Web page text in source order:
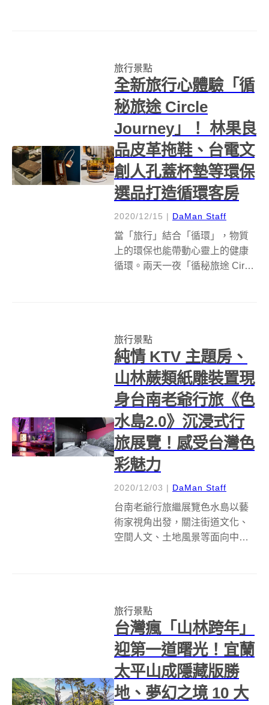
旅行景點
全新旅行心體驗「循
秘旅途 Circle
Journey」！ 林果良
品皮革拖鞋、台電文
創人孔蓋杯墊等環保
選品打造循環客房
2020/12/15 | DaMan Staff
當「旅行」結合「循環」，物質
上的環保也能帶動心靈上的健康
循環。兩天一夜「循秘旅途 Circle
心和釋放...
旅行景點
純情 KTV 主題房、
山林蕨類紙雕裝置現
身台南老爺行旅《色
水島2.0》沉浸式行
旅展覽！感受台灣色
彩魅力
2020/12/03 | DaMan Staff
台南老爺行旅繼展覽色水島以藝
術家視角出發，關注街道文化、
空間人文、土地風景等面向中反
請擅長動植物剪紙的藝術家 Wuba
Ya...
旅行景點
台灣瘋「山林跨年」
迎第一道曙光！宜蘭
太平山成隱藏版勝
地、夢幻之境 10 大